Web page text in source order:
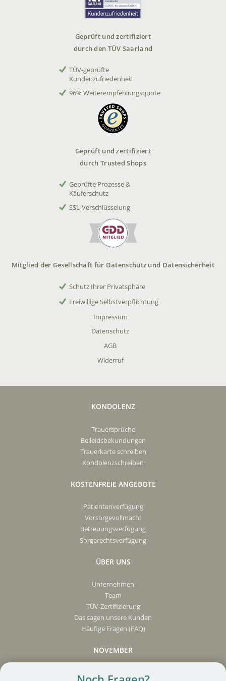
Geprüft und zertifiziert
durch den TÜV Saarland
TÜV-geprüfte
Kundenzufriedenheit
96% Weiterempfehlungsquote
Geprüft und zertifiziert
durch Trusted Shops
Geprüfte Prozesse &
Käuferschutz
SSL-Verschlüsselung
Mitglied der Gesellschaft für Datenschutz und Datensicherheit
Schutz Ihrer Privatsphäre
Freiwillige Selbstverpflichtung
Impressum
Datenschutz
AGB
Widerruf
KONDOLENZ
Trauersprüche
Beileidsbekundungen
Trauerkarte schreiben
Kondolenzschreiben
KOSTENFREIE ANGEBOTE
Patientenverfügung
Vorsorgevollmacht
Betreuungsverfügung
Sorgerechtsverfügung
ÜBER UNS
Unternehmen
Team
TÜV-Zertifizierung
Das sagen unsere Kunden
Häufige Fragen (FAQ)
NOVEMBER